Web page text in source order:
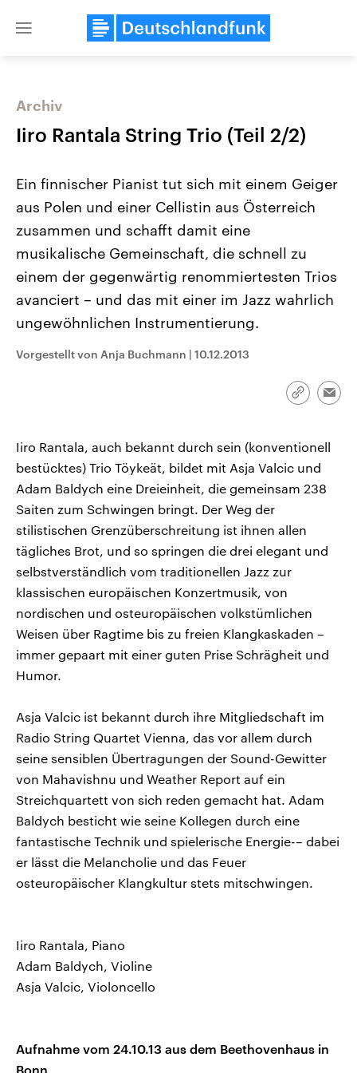
Close
Landtagswahl Sachsen-Anhalt
Alle Informationen
Sachsen-Anhalt wählt am 6.
September 2026 einen neuen
Bundesland von einer Koalition aus
USA
Aktuelle Beiträge,
Hintergründe
gehören die Vereinigten
mit großem Einfluss auf
Audio-Archiv
Archiv
Iiro Rantala String Trio (Teil 2/2)
Ein finnischer Pianist tut sich mit einem Geiger
aus Polen und einer Cellistin aus Österreich
zusammen und schafft damit eine
musikalische Gemeinschaft, die schnell zu
einem der gegenwärtig renommiertesten Trios
avanciert – und das mit einer im Jazz wahrlich
ungewöhnlichen Instrumentierung.
Vorgestellt von Anja Buchmann | 10.12.2013
Link
Iiro Rantala, auch bekannt durch sein (konventionell
bestücktes) Trio Töykeät, bildet mit Asja Valcic und
Adam Baldych eine Dreieinheit, die gemeinsam 238
Saiten zum Schwingen bringt. Der Weg der
stilistischen Grenzüberschreitung ist ihnen allen
tägliches Brot, und so springen die drei elegant und
selbstverständlich vom traditionellen Jazz zur
klassischen europäischen Konzertmusik, von
nordischen und osteuropäischen volkstümlichen
Weisen über Ragtime bis zu freien Klangkaskaden –
immer gepaart mit einer guten Prise Schrägheit und
Humor.
Asja Valcic ist bekannt durch ihre Mitgliedschaft im
Radio String Quartet Vienna, das vor allem durch
seine sensiblen Übertragungen der Sound-Gewitter
von Mahavishnu und Weather Report auf ein
Streichquartett von sich reden gemacht hat. Adam
Baldych besticht wie seine Kollegen durch eine
fantastische Technik und spielerische Energie-– dabei
er lässt die Melancholie und das Feuer
osteuropäischer Klangkultur stets mitschwingen.
Iiro Rantala, Piano
Adam Baldych, Violine
Asja Valcic, Violoncello
Aufnahme vom 24.10.13 aus dem Beethovenhaus in
Bonn